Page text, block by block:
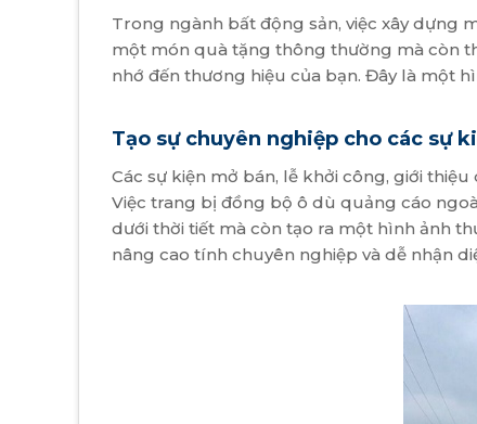
Trong ngành bất động sản, việc xây dựng
một món quà tặng thông thường mà còn
nhớ đến thương hiệu của bạn. Đây là một
Tạo sự chuyên nghiệp cho các sự
Các sự kiện mở bán, lễ khởi công, giới
Việc trang bị đồng bộ ô dù quảng cáo
dưới thời tiết mà còn tạo ra một hình ảnh
nâng cao tính chuyên nghiệp và dễ nhận